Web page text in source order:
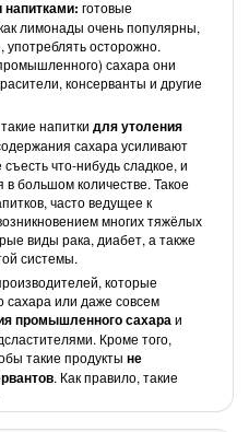
готовые
лимонады очень популярны,
осторожно.
сахара они
консерванты и другие
напитки для утоления
сахара усиливают
что-нибудь сладкое, и
в большом количестве. Такое
часто ведущее к
многих тяжёлых
виды рака, диабет, а также
системы.
которые
сахара или даже совсем
промышленного сахараи
Кроме того,
такие продукты не
. Как правило, такие